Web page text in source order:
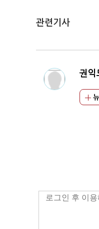
관련기사
권익